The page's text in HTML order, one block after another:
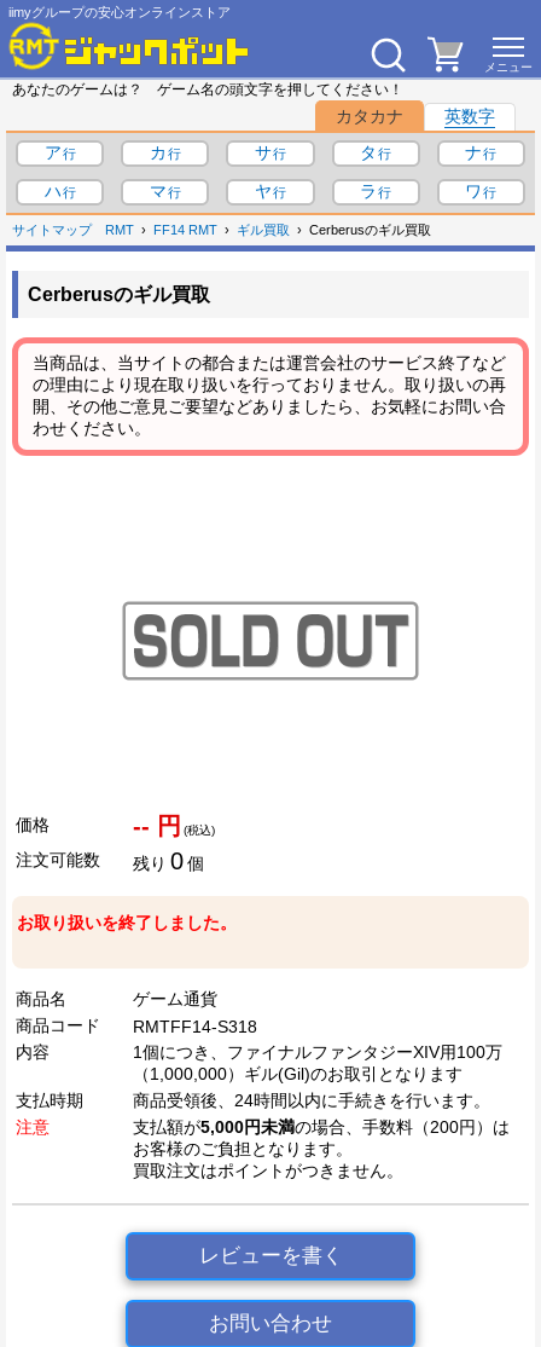
iimyグループの安心オンラインストア
あなたのゲームは？ ゲーム名の頭文字を押してください！
カタカナ
英数字
ア
カ サ タ
ナ
ハ
マ ヤ ラ ワ
サイトマップ RMT FF14 RMT ギル買取 Cerberusのギル買取
Cerberusのギル買取
当商品は、当サイトの都合または運営会社のサービス終了など
の理由により現在取り扱いを行っておりません。取り扱いの再
開、その他ご意見ご要望などありましたら、お気軽にお問い合
わせください。
価格 -- 円 (税込)
注文可能数 残り 0個
お取り扱いを終了しました。
商品名
ゲーム通貨
商品コード
RMTFF14-S318
内容
1個につき、ファイナルファンタジーXIV用100万
（1,000,000）ギル(Gil)のお取引となります
支払時期
商品受領後、24時間以内に手続きを行います。
注意
支払額が5,000円未満の場合、手数料（200円）は
お客様のご負担となります。
買取注文はポイントがつきません。
レビューを書く
お問い合わせ